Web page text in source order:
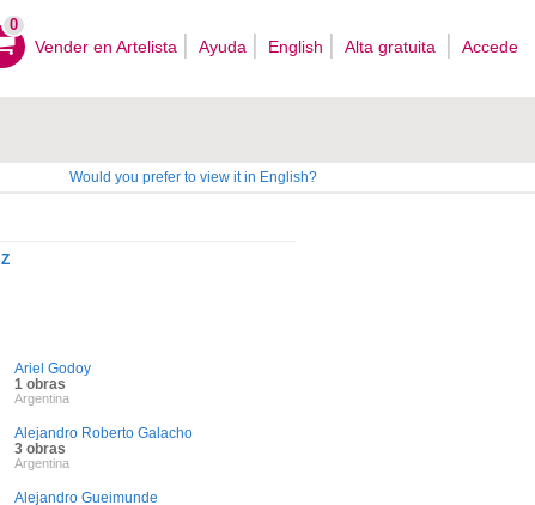
0
Vender en Artelista Ayuda English Alta gratuita Accede
Would you prefer to view it in English?
Z
Ariel Godoy
1 obras
Argentina
Alejandro Roberto Galacho
3 obras
Argentina
Alejandro Gueimunde